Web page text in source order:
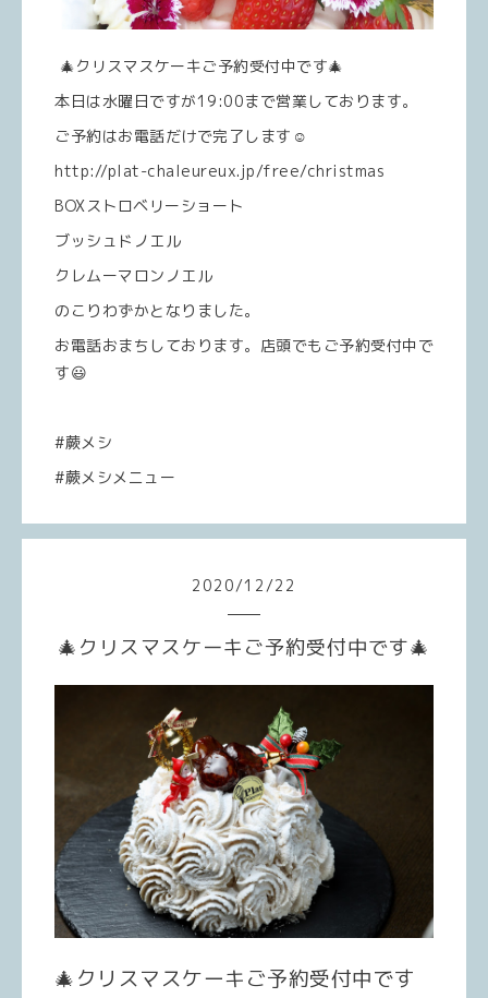
🎄クリスマスケーキご予約受付中です🎄
本日は水曜日ですが19:00まで営業しております。
ご予約はお電話だけで完了します☺️
http://plat-chaleureux.jp/free/christmas
BOXストロベリーショート
ブッシュドノエル
クレムーマロンノエル
のこりわずかとなりました。
お電話おまちしております。店頭でもご予約受付中で
す😃
#蕨メシ
#蕨メシメニュー
2020/12 /22
🎄クリスマスケーキご予約受付中です🎄
🎄クリスマスケーキご予約受付中です